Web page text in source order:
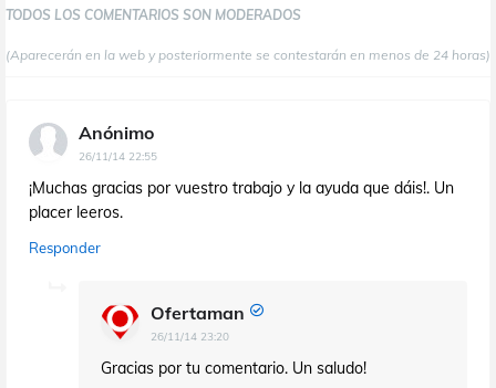
TODOS LOS COMENTARIOS SON MODERADOS
(Aparecerán en la web y posteriormente se contestarán en menos de 24 horas)
Anónimo
26/11/14 22:55
¡Muchas gracias por vuestro trabajo y la ayuda que dáis!. Un
placer leeros.
Responder
Ofertaman
26/11/14 23:20
Gracias por tu comentario. Un saludo!